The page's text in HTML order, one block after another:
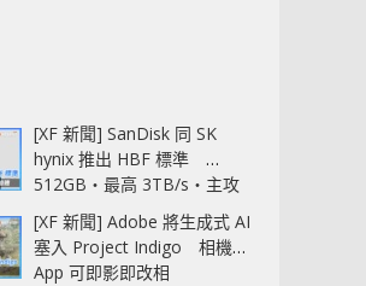
[XF 新聞] SanDisk 同 SK
hynix 推出 HBF 標準
512GB‧最高 3TB/s‧主攻
AI 記憶體
[XF 新聞] Adobe 將生成式 AI
塞入 Project Indigo 相機
App 可即影即改相